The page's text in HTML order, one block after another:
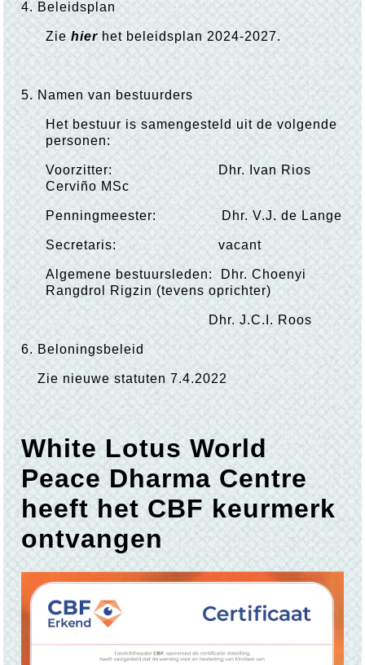
4. Beleidsplan
Ziehier het beleidsplan 2024-2027.
5. Namen van bestuurders
Het bestuur is samengesteld uit de volgende
personen:
Voorzitter: Dhr. Ivan Rios
Cerviño MSc
Penningmeester: Dhr. V.J. de Lange
Secretaris: vacant
Algemene bestuursleden: Dhr. Choenyi
Rangdrol Rigzin (tevens oprichter)
Dhr. J.C.I. Roos
6. Beloningsbeleid
Zie nieuwe statuten 7.4.2022
White Lotus World
Peace Dharma Centre
heeft het CBF keurmerk
ontvangen